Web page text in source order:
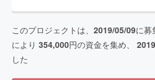
このプロジェクトは、 2019/05/09に募
により 354,000円の資金を集め、
した